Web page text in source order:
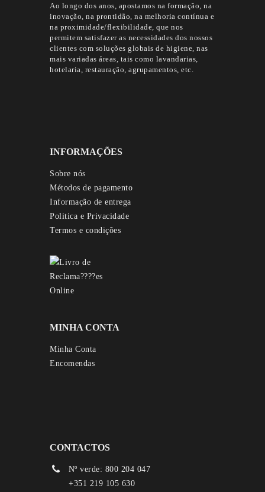
Ao longo dos anos, apostamos na formação, na
inovação, na prontidão, na melhoria contínua e
na proximidade/flexibilidade, que nos
permitem satisfazer as necessidades dos nossos
clientes com soluções globais de higiene, nas
mais variadas áreas, tais como lavandarias,
hotelaria, restauração, agrupamentos, etc.
INFORMAÇÕES
Sobre nós
Métodos de pagamento
Informação de entrega
Politica e Privacidade
Termos e condições
MINHA CONTA
Minha Conta
Encomendas
CONTACTOS
Nº verde: 800 204 047
+351 219 105 630